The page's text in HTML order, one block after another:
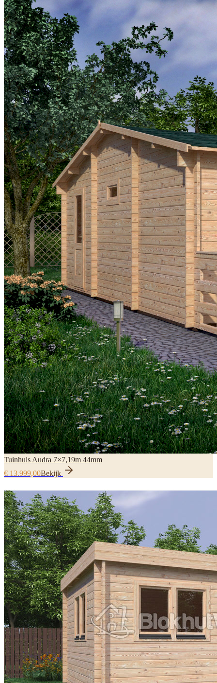
Tuinhuis Audra 7×7,19m 44mm
€ 13.999,00Bekijk